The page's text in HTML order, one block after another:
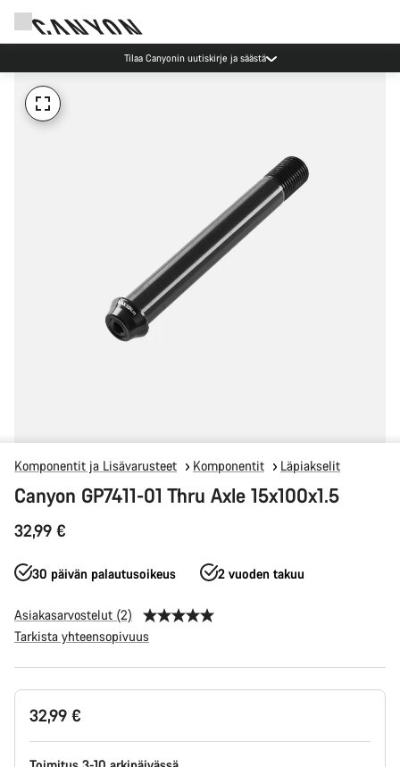
Tilaa Canyonin uutiskirje ja säästä
Komponentit ja Lisävarusteet Komponentit Läpiakselit
Canyon GP7411-01 Thru Axle 15x100x1.5
32,99 €
30 päivän palautusoikeus 2 vuoden takuu
Asiakasarvostelut (2)
Tarkista yhteensopivuus
Tuotekonfiguraatio
32,99 €